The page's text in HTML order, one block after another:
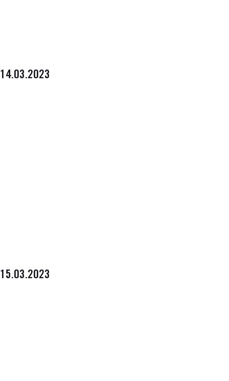
14.03.2023
15.03.2023